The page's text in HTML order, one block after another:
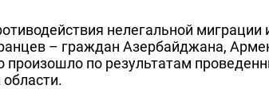
нелегальной
– граждан Азербайджана,
по результатам